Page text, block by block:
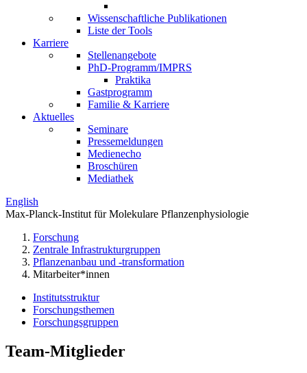
Wissenschaftliche Publikationen
Liste der Tools
Karriere
Stellenangebote
PhD-Programm/IMPRS
Praktika
Gastprogramm
Familie & Karriere
Aktuelles
Seminare
Pressemeldungen
Medienecho
Broschüren
Mediathek
English
Max-Planck-Institut für Molekulare Pflanzenphysiologie
Forschung
Zentrale Infrastrukturgruppen
Pflanzenanbau und -transformation
Mitarbeiter*innen
Institutsstruktur
Forschungsthemen
Forschungsgruppen
Team-Mitglieder